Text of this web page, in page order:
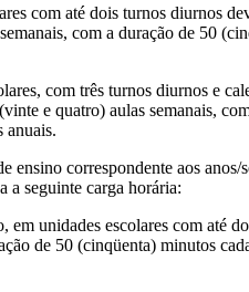
com até dois turnos diurnos
com a duração de 50
com três turnos diurnos e
e quatro) aulas semanais,
anuais.
ensino correspondente aos
a seguinte carga horária:
em unidades escolares com até
de 50 (cinqüenta) minutos